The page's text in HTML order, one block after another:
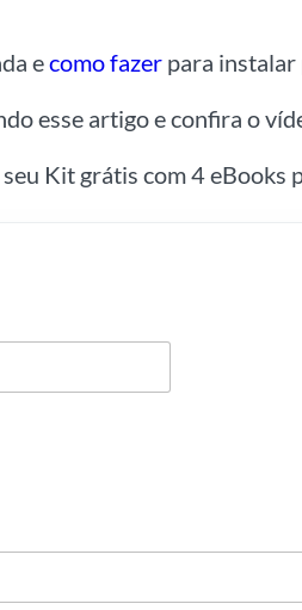
ecomo fazer para instalar
esse artigo e confira o
Kit grátis com 4 eBooks